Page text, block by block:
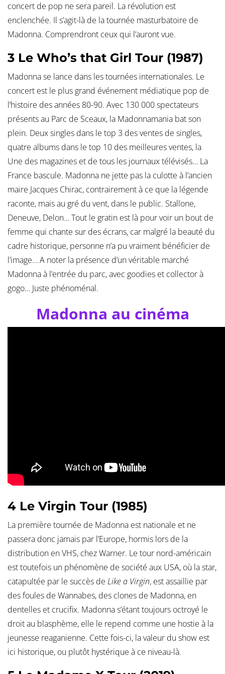
concert de pop ne sera pareil. La révolution est
enclenchée. Il s’agit-là de la tournée masturbatoire de
Madonna. Comprendront ceux qui l’auront vue.
3 Le Who’s that Girl Tour (1987)
Madonna se lance dans les tournées internationales. Le
concert est le plus grand événement médiatique pop de
l’histoire des années 80-90. Avec 130 000 spectateurs
présents au Parc de Sceaux, la Madonnamania bat son
plein. Deux singles dans le top 3 des ventes de singles,
quatre albums dans le top 10 des meilleures ventes, la
Une des magazines et de tous les journaux télévisés… La
France bascule. Madonna ne jette pas la culotte à l’ancien
maire Jacques Chirac, contrairement à ce que la légende
raconte, mais au gré du vent, dans le public. Stallone,
Deneuve, Delon… Tout le gratin est là pour voir un bout de
femme qui chante sur des écrans, car malgré la beauté du
cadre historique, personne n’a pu vraiment bénéficier de
l’image… A noter la présence d’un véritable marché
Madonna à l’entrée du parc, avec goodies et collector à
gogo… Juste phénoménal.
Madonna au cinéma
4 Le Virgin Tour (1985)
La première tournée de Madonna est nationale et ne
passera donc jamais par l’Europe, hormis lors de la
distribution en VHS, chez Warner. Le tour nord-américain
est toutefois un phénomène de société aux USA, où la star,
catapultée par le succès de Like a Virgin, est assaillie par
des foules de Wannabes, des clones de Madonna, en
dentelles et crucifix. Madonna s’étant toujours octroyé le
droit au blasphème, elle le repend comme une hostie à la
jeunesse reaganienne. Cette fois-ci, la valeur du show est
ici historique, ou plutôt hystérique à ce niveau-là.